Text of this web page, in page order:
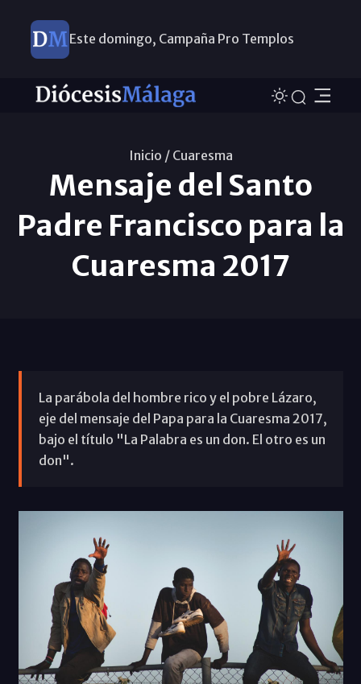
Este domingo, Campaña Pro Templos
Inicio / Cuaresma
Mensaje del Santo
Padre Francisco para la
Cuaresma 2017
La parábola del hombre rico y el pobre Lázaro,
eje del mensaje del Papa para la Cuaresma 2017,
bajo el título "La Palabra es un don. El otro es un
don".